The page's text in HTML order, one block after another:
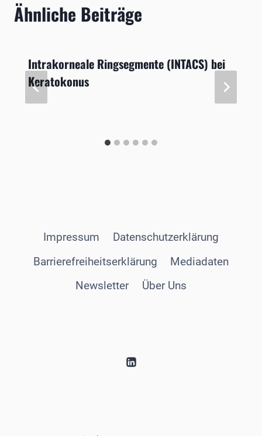
Ähnliche Beiträge
Intrakorneale Ringsegmente (INTACS) bei
Keratokonus
Impressum
Datenschutzerklärung
Barrierefreiheitserklärung
Mediadaten
Newsletter
Über Uns